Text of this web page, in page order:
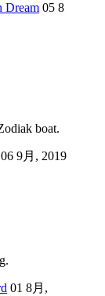
Dream 05 8
boat.
06 9月, 2019
01 8月,